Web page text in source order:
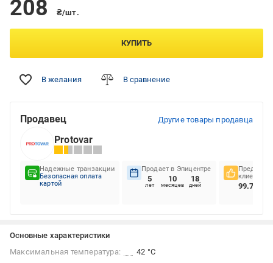
208 ₴/шт.
КУПИТЬ
В желания В сравнение
Продавец Другие товары продавца
Protovar
Надежные транзакции
Безопасная оплата
картой
Продает в Эпицентре
5
лет
10
месяцев
18
дней
клиентов
99.77%
Основные характеристики
Максимальная температура:
42 °С